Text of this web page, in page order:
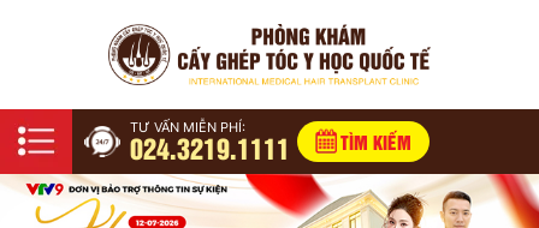
TƯ VẤN MIỄN PHÍ:
024.3219.1111 TÌM KIẾM